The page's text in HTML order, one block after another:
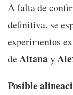
A falta de
definitiva, se
experimentos
deAitanay
Posible